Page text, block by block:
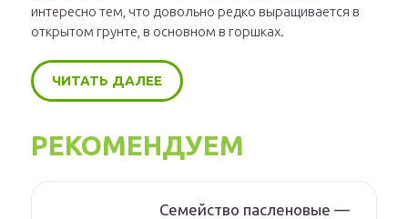
интересно тем, что довольно редко выращивается в
открытом грунте, в основном в горшках.
ЧИТАТЬ ДАЛЕЕ
РЕКОМЕНДУЕМ
Семейство пасленовые —